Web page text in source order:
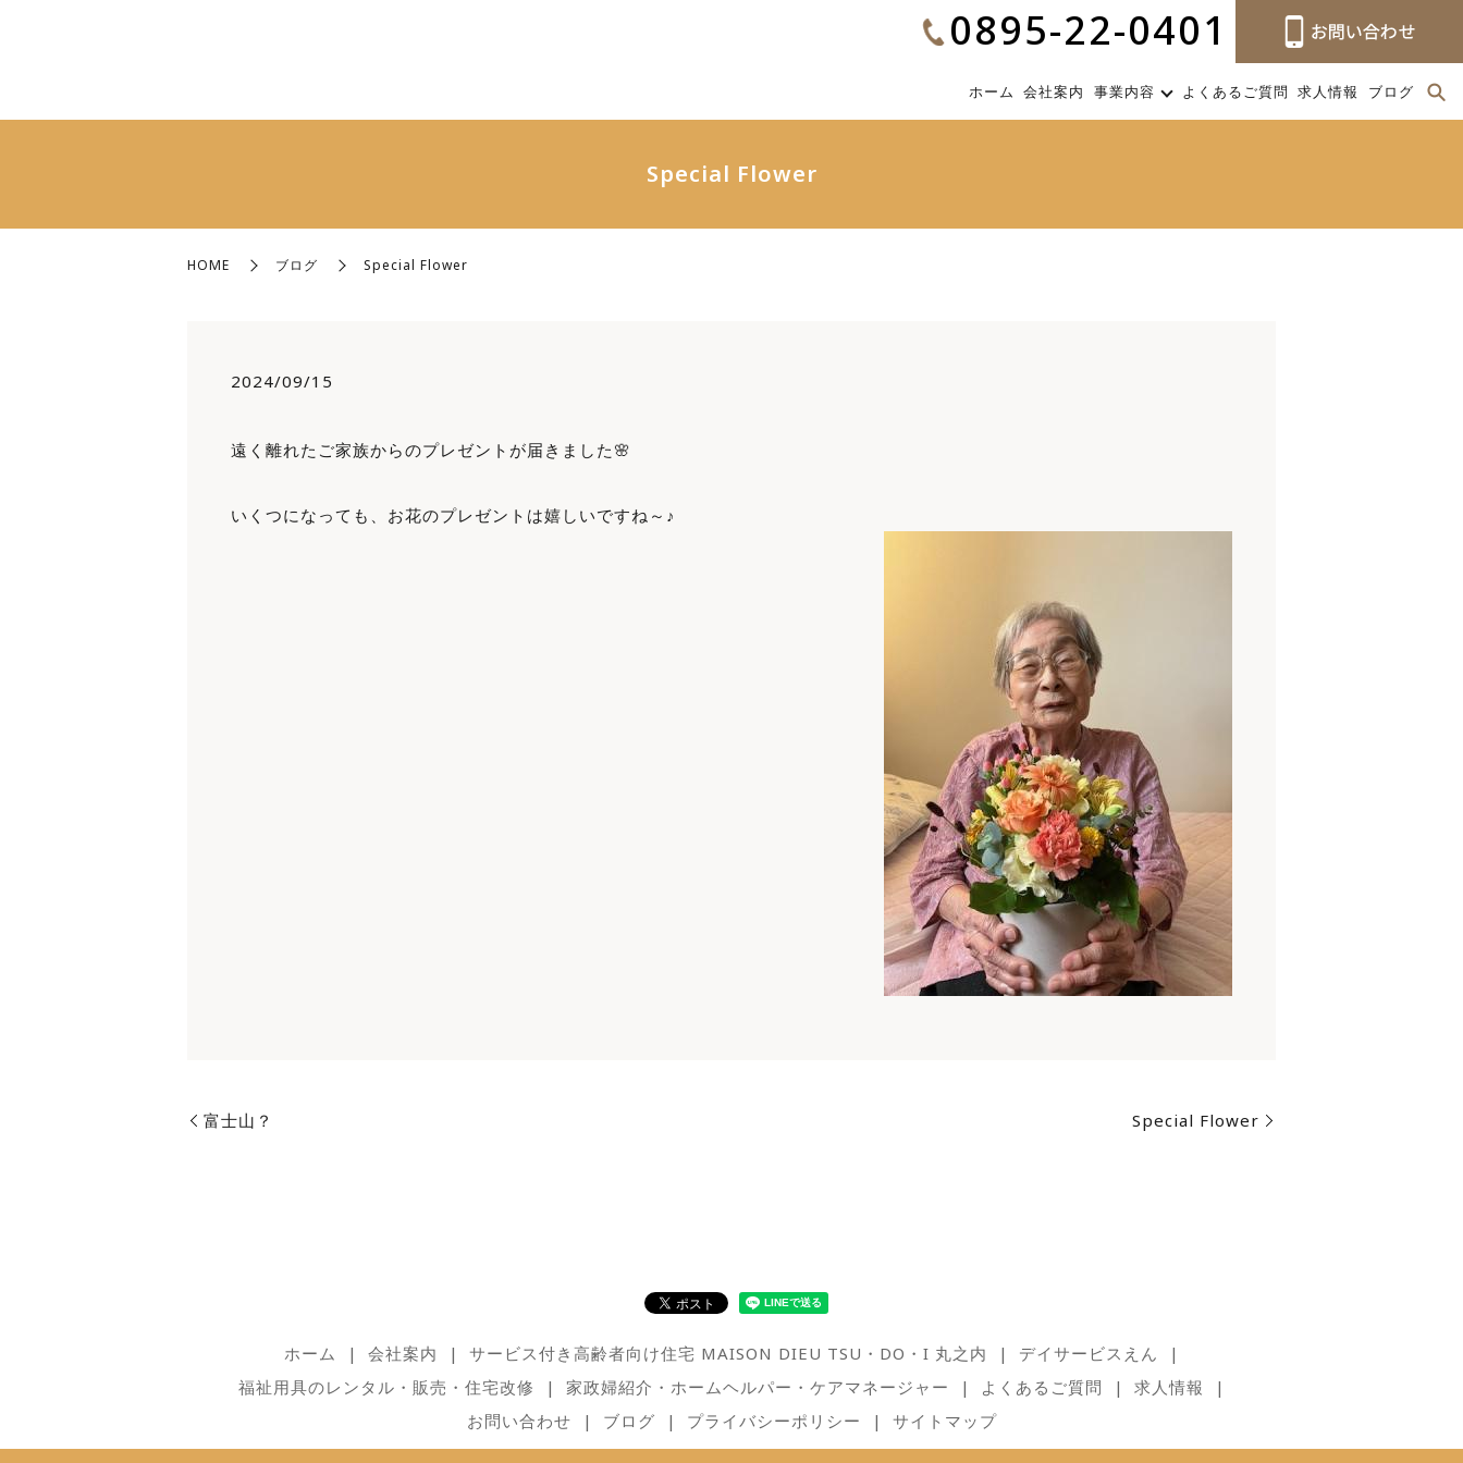
0895-22-0401
ホーム 会社案内 事業内容 よくあるご質問 求人情報 ブログ
Special Flower
HOME ブログ Special Flower
2024/09/15
遠く離れたご家族からのプレゼントが届きました🌸
いくつになっても、お花のプレゼントは嬉しいですね～♪
富士山？ Special Flower
ホーム 会社案内 サービス付き高齢者向け住宅 MAISON DIEU TSU・DO・I 丸之内
デイサービスえん
福祉用具のレンタル・販売・住宅改修
家政婦紹介・ホームヘルパー・ケアマネージャー よくあるご質問
求人情報
お問い合わせ
ブログ プライバシーポリシー サイトマップ